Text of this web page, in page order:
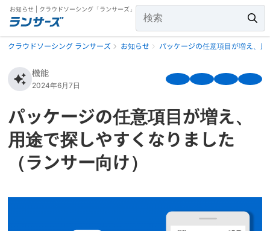
お知らせ | クラウドソーシング「ランサーズ」
クラウドソーシング ランサーズ お知らせ パッケージの任意項目が増え、
機能
2024年6月7日
パッケージの任意項目が増え、
用途で探しやすくなりました
（ランサー向け）